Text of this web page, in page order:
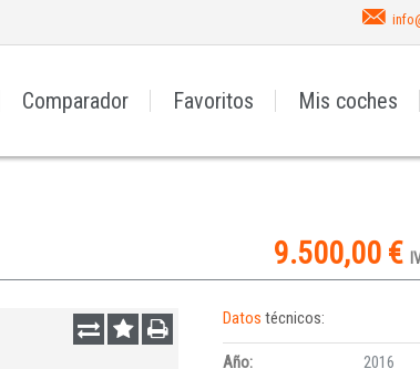
Comparador Favoritos Mis coches
9.500,00 €
Datostécnicos:
Año:
2016